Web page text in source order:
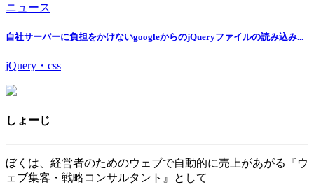
ニュース
自社サーバーに負担をかけないgoogleからのjQueryファイルの読み込み...
jQuery・css
しょーじ
ぼくは、経営者のためのウェブで自動的に売上があがる『ウ
ェブ集客・戦略コンサルタント』として